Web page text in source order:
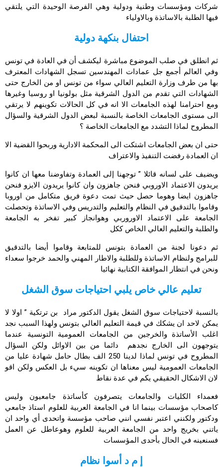
شركات ومؤسسات وطنية ودولية وهي الفرصة الوحيدة التي يلتقي
فيها الطلبة بالاساتذة وبالاولياء
احتفال بنكهة دولية
ثم انطلق في صلب الموضوع مباشرة ليكشف أن في العادة في تونس
وفي العالم أجمع جل عمادات المهندسين تسجل الشهادات المعترف
بها من طرف وزارة التعليم العالي سواء من تونس او من الخارج حتى
الشهادات التي تقدم من الدول الشرقية مثل بولونيا او روسيا وغيرها
ومع احترامنا لهذه الجامعات الا انه في كل الحالات تكوينهم لا يرتقي
الى مستوى الجامعات الخاصة بالنسبة لبعض الدول الشرقية والسؤال
المطروح لماذا التشدد مع الجامعات الخاصة ؟
حتى ان بعض الجامعات اشتكت الى المحكمة الادارية وربحوا القضية الا
ان العمادة رفضت التنفيذ والاعتراف
ويضيف على لسانه قائلا ” توجهنا إلى العمادة وتفاوضنا معها ان كانوا
يريدون الاعتماد الاوروبي فنحن جاهزون وان كانوا يريدون الايزو فنحن
جاهزون ايضا وهوما حصل حيث تمت دعوة فريق متكامل من اوروبا
وقاموا بالتدقيق في النظام والتعليم والتدريس وفي الاساتذة وتحصلت
الجامعة على الاعتماد الاوروربي وهوانجاز كبير تفخر به الجامعة
والطلبة والتعليم العالي الخاص ككل
ثم دعونا لجنة من العمادة بتونس للمتابعة وقاموا أيضا بالتدقيق
للبرامج ولنظام الاساتذة وللطلبة والاطار المهني والحمد خرجوا سعداء
ونحن في انتظار الموافقة الكتابية نهائيا
تعليم عالي خاص يلبي احتياجات سوق الشغل
بالنسبة لاحتياجات سوق الشغل يقول الدكتور مراد بن ترتكية ” اولا لا
يمكن لاحد ان يشكك في قيمة التعليم العالي بتونس ولهذا السبب نجد
اغلب الأساتذة والخرجين من الجامعات العمومية التونسية عندما
يتوجهون الى الخارج نجدهم دائما من بين الاوائل ولكن السؤال
المطروح في تونس لماذا لدينا 250 الف بطال حامل شهادة عليا من
الجامعات العمومية ليس معناها ان تكوينه سيء بل العكس ولكن اقو
لان الاشكال الحقيقي يكم في عدة نقاط
فعمداء الكليات والجامعات يتصرفون كأساتذة جامعيون وليس
كاصحاب مؤسسات بينما انا في الجامعة العربية للعلوم استاذ جامعي
ودكتور ولكنني اعتبر نفسي انني صاحب مؤسسة واتحدى أي واحد ان
ياتني بخريج واحد من الجامعة العربية للعلوم وهوعاطل عن العمل
فسنعينه في الحال بأحدى المؤسسات
إ م د أسوا نظام